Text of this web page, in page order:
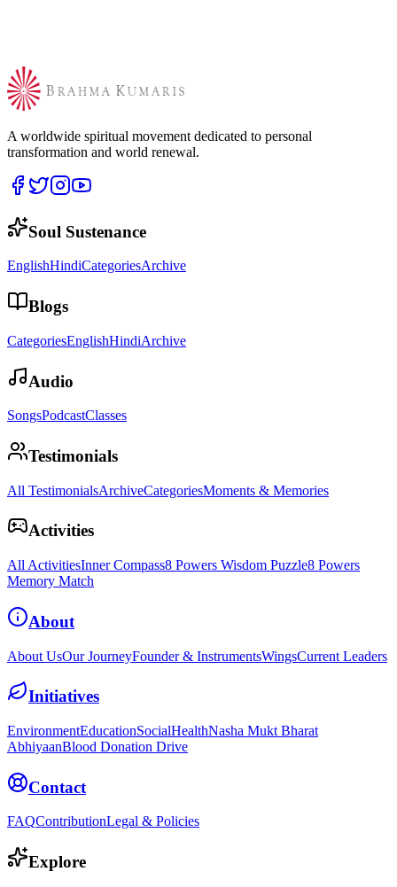
A worldwide spiritual movement dedicated to personal
transformation and world renewal.
Soul Sustenance
EnglishHindiCategoriesArchive
Blogs
CategoriesEnglishHindiArchive
Audio
SongsPodcastClasses
Testimonials
All TestimonialsArchiveCategoriesMoments & Memories
Activities
All ActivitiesInner Compass8 Powers Wisdom Puzzle8 Powers
Memory Match
About
About UsOur JourneyFounder & InstrumentsWingsCurrent Leaders
Initiatives
EnvironmentEducationSocialHealthNasha Mukt Bharat
AbhiyaanBlood Donation Drive
Contact
FAQContributionLegal & Policies
Explore